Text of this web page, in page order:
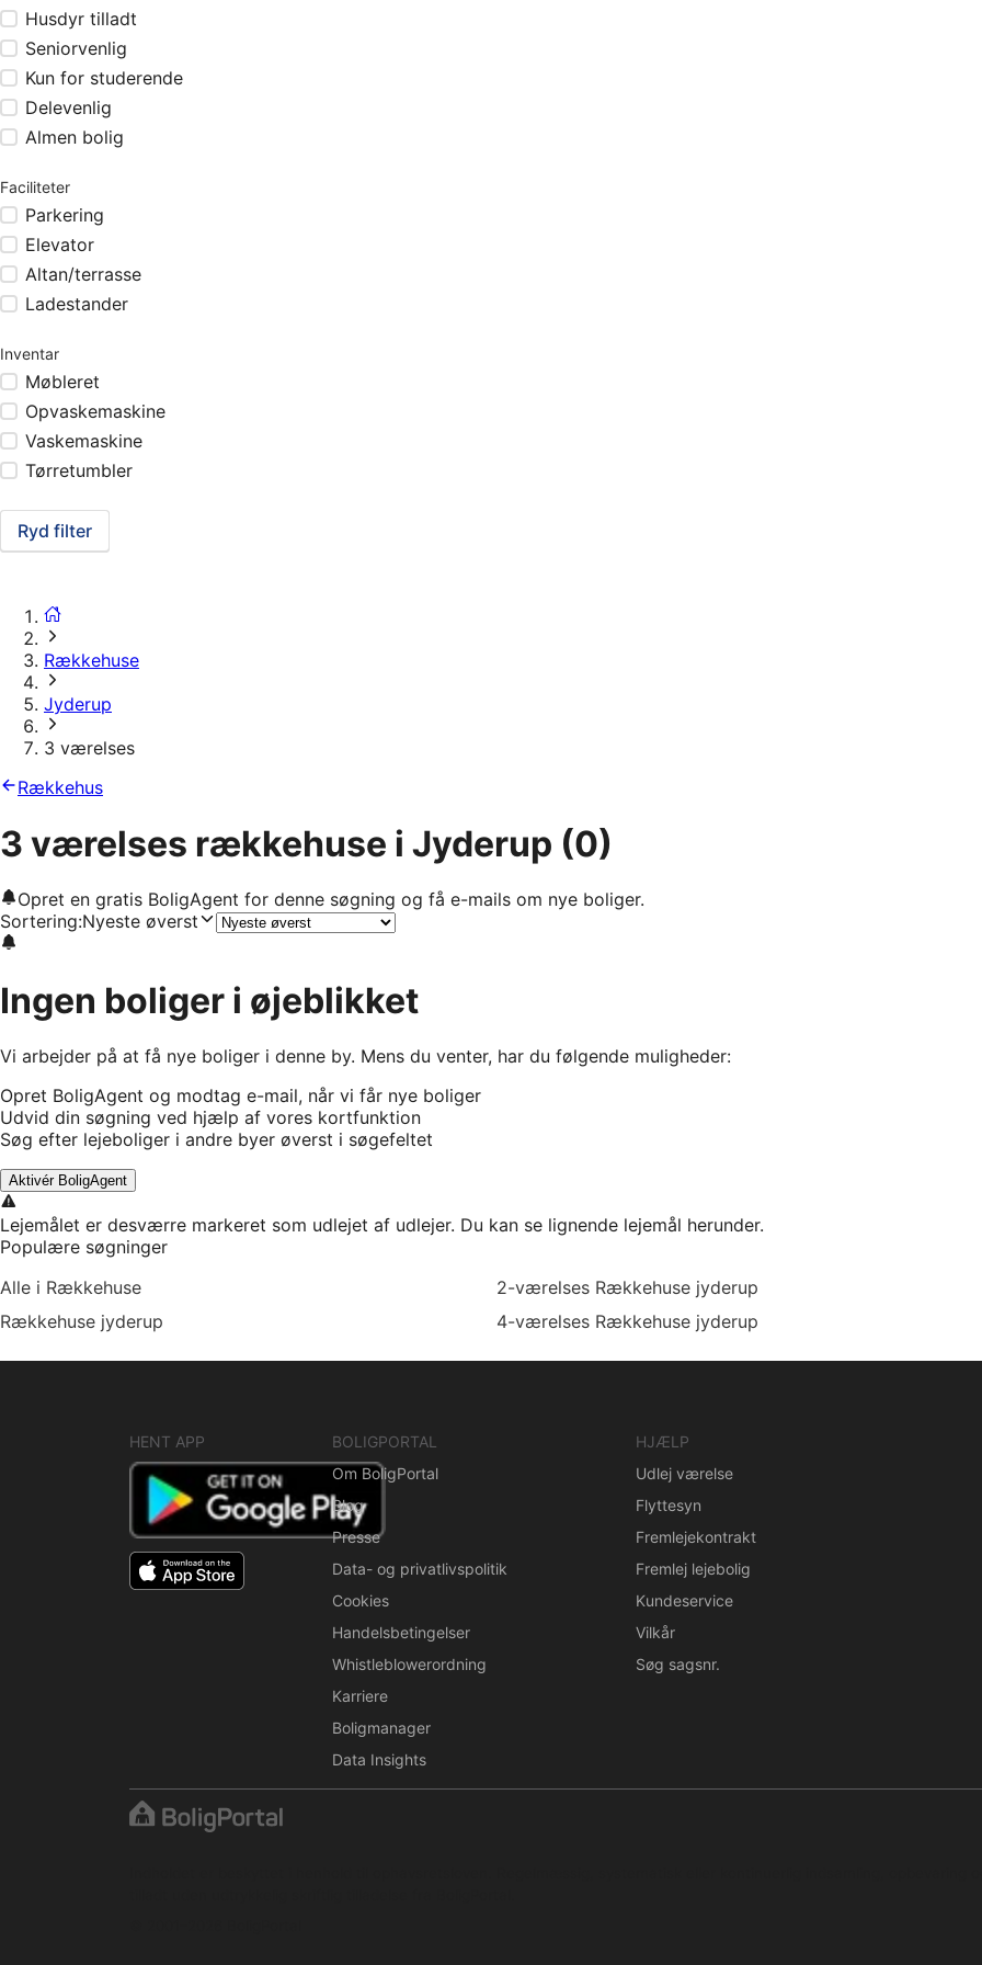
Husdyr tilladt
Seniorvenlig
Kun for studerende
Delevenlig
Almen bolig
Faciliteter
Parkering
Elevator
Altan/terrasse
Ladestander
Inventar
Møbleret
Opvaskemaskine
Vaskemaskine
Tørretumbler
Ryd filter
Rækkehuse
Jyderup
3 værelses
Rækkehus
3 værelses rækkehuse i Jyderup (0)
Opret en gratis BoligAgent for denne søgning og få e-mails om nye boliger.
Sortering:Nyeste øverst
Ingen boliger i øjeblikket
Vi arbejder på at få nye boliger i denne by. Mens du venter, har du følgende muligheder:
Opret BoligAgent og modtag e-mail, når vi får nye boliger
Udvid din søgning ved hjælp af vores kortfunktion
Søg efter lejeboliger i andre byer øverst i søgefeltet
Aktivér BoligAgent
Lejemålet er desværre markeret som udlejet af udlejer. Du kan se lignende lejemål herunder.
Populære søgninger
Alle i Rækkehuse
Rækkehuse jyderup
2-værelses Rækkehuse jyderup
4-værelses Rækkehuse jyderup
HENT APP
BOLIGPORTAL
Om BoligPortal
Blog
Presse
Data- og privatlivspolitik
Cookies
Handelsbetingelser
Whistleblowerordning
Karriere
Boligmanager
Data Insights
HJÆLP
Udlej værelse
Flyttesyn
Fremlejekontrakt
Fremlej lejebolig
Kundeservice
Vilkår
Søg sagsnr.